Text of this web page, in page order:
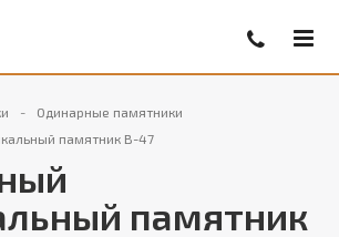
Одинарные памятники
памятник В-47
памятник